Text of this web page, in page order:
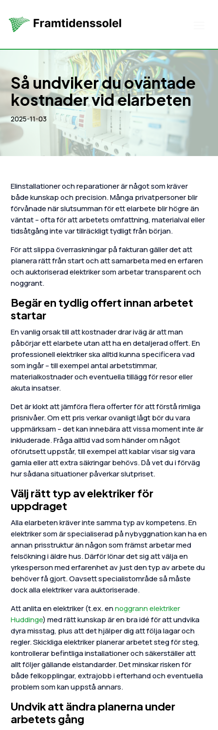
Så undviker du oväntade
kostnader vid elarbeten
2025-11-03
Elinstallationer och reparationer är något som kräver
både kunskap och precision. Många privatpersoner blir
förvånade när slutsumman för ett elarbete blir högre än
väntat – ofta för att arbetets omfattning, materialval eller
tidsåtgång inte var tillräckligt tydligt från början.
För att slippa överraskningar på fakturan gäller det att
planera rätt från start och att samarbeta med en erfaren
och auktoriserad elektriker som arbetar transparent och
noggrant.
Begär en tydlig offert innan arbetet
startar
En vanlig orsak till att kostnader drar iväg är att man
påbörjar ett elarbete utan att ha en detaljerad offert. En
professionell elektriker ska alltid kunna specificera vad
som ingår – till exempel antal arbetstimmar,
materialkostnader och eventuella tillägg för resor eller
akuta insatser.
Det är klokt att jämföra flera offerter för att förstå rimliga
prisnivåer. Om ett pris verkar ovanligt lågt bör du vara
uppmärksam – det kan innebära att vissa moment inte är
inkluderade. Fråga alltid vad som händer om något
oförutsett uppstår, till exempel att kablar visar sig vara
gamla eller att extra säkringar behövs. Då vet du i förväg
hur sådana situationer påverkar slutpriset.
Välj rätt typ av elektriker för
uppdraget
Alla elarbeten kräver inte samma typ av kompetens. En
elektriker som är specialiserad på nybyggnation kan ha en
annan prisstruktur än någon som främst arbetar med
felsökning i äldre hus. Därför lönar det sig att välja en
yrkesperson med erfarenhet av just den typ av arbete du
behöver få gjort. Oavsett specialistområde så måste
dock alla elektriker vara auktoriserade.
Att anlita en elektriker (t.ex. ennoggrann elektriker
Huddinge) med rätt kunskap är en bra idé för att undvika
dyra misstag, plus att det hjälper dig att följa lagar och
regler. Skickliga elektriker planerar arbetet steg för steg,
kontrollerar befintliga installationer och säkerställer att
allt följer gällande elstandarder. Det minskar risken för
både felkopplingar, extrajobb i efterhand och eventuella
problem som kan uppstå annars.
Undvik att ändra planerna under
arbetets gång